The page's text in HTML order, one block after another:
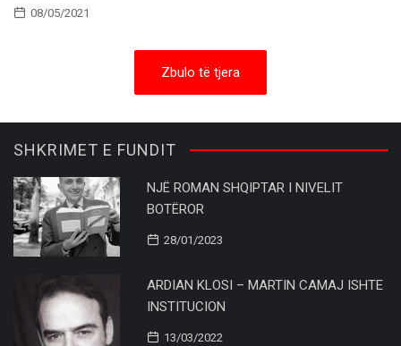
08/05/2021
Zbulo të tjera
SHKRIMET E FUNDIT
NJË ROMAN SHQIPTAR I NIVELIT
BOTËROR
28/01/2023
ARDIAN KLOSI – MARTIN CAMAJ ISHTE
INSTITUCION
13/03/2022